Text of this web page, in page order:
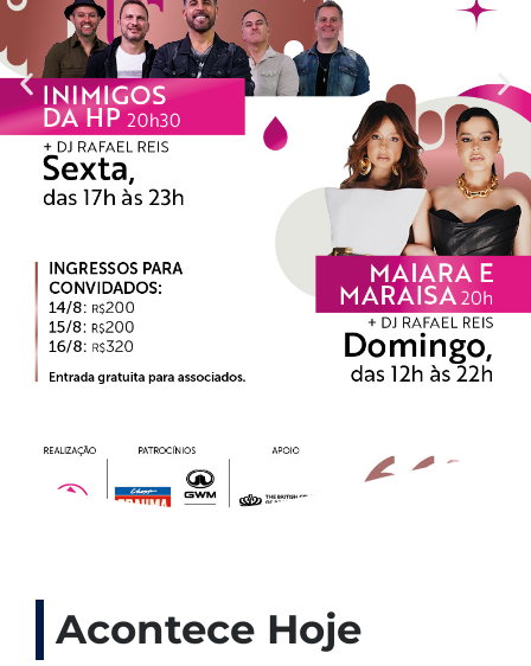
Acontece Hoje